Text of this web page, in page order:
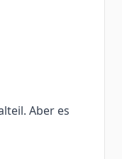
Aber es